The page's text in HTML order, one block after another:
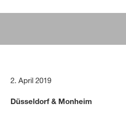
2. April 2019
Düsseldorf & Monheim